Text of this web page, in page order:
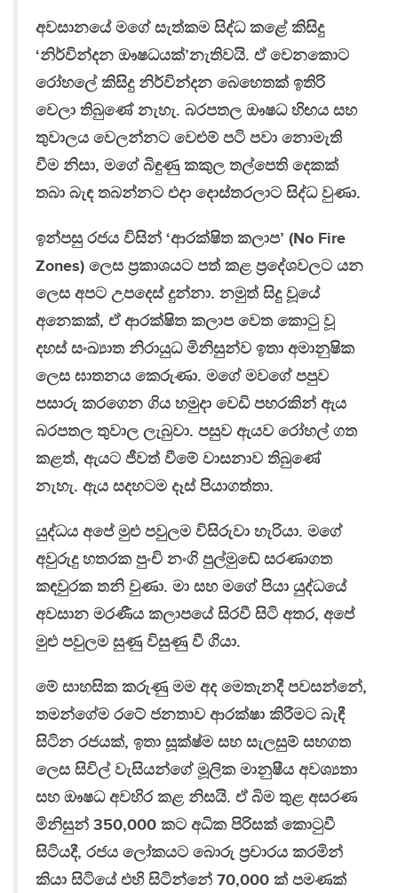
අවසානයේ මගේ සැත්කම සිද්ධ කළේ කිසිදු
‘නිර්වින්දන ඖෂධයක්’නැතිවයි. ඒ වෙනකොට
රෝහලේ කිසිදු නිර්වින්දන බෙහෙතක් ඉතිරි
වෙලා තිබුණේ නැහැ. බරපතල ඖෂධ හිඟය සහ
තුවාලය වෙලන්නට වෙළුම් පටි පවා නොමැති
වීම නිසා, මගේ බිඳුණු කකුල තල්පෙති දෙකක්
තබා බැඳ තබන්නට එදා දොස්තරලාට සිද්ධ වුණා.
ඉන්පසු රජය විසින් ‘ආරක්ෂිත කලාප’ (No Fire
Zones) ලෙස ප්‍රකාශයට පත් කළ ප්‍රදේශවලට යන
ලෙස අපට උපදෙස් දුන්නා. නමුත් සිදු වූයේ
අනෙකක්, ඒ ආරක්ෂිත කලාප වෙත කොටු වූ
දහස් සංඛ්‍යාත නිරායුධ මිනිසුන්ව ඉතා අමානුෂික
ලෙස ඝාතනය කෙරුණා. මගේ මවගේ පපුව
පසාරු කරගෙන ගිය හමුදා වෙඩි පහරකින් ඇය
බරපතල තුවාල ලැබුවා. පසුව ඇයව රෝහල් ගත
කළත්, ඇයට ජීවත් වීමේ වාසනාව තිබුණේ
නැහැ. ඇය සදහටම දෑස් පියාගත්තා.
යුද්ධය අපේ මුළු පවුලම විසිරුවා හැරියා. මගේ
අවුරුදු හතරක පුංචි නංගි පුල්මුඩේ සරණාගත
කඳවුරක තනි වුණා. මා සහ මගේ පියා යුද්ධයේ
අවසාන මරණීය කලාපයේ සිරවී සිටි අතර, අපේ
මුළු පවුලම සුණු විසුණු වී ගියා.
මේ සාහසික කරුණු මම අද මෙතැනදී පවසන්නේ,
තමන්ගේම රටේ ජනතාව ආරක්ෂා කිරීමට බැඳී
සිටින රජයක්, ඉතා සූක්ෂ්ම සහ සැලසුම් සහගත
ලෙස සිවිල් වැසියන්ගේ මූලික මානුෂීය අවශ්‍යතා
සහ ඖෂධ අවහිර කළ නිසයි. ඒ බිම තුළ අසරණ
මිනිසුන් 350,000 කට අධික පිරිසක් කොටුවී
සිටියදී, රජය ලෝකයට බොරු ප්‍රචාරය කරමින්
කියා සිටියේ එහි සිටින්නේ 70,000 ක් පමණක්